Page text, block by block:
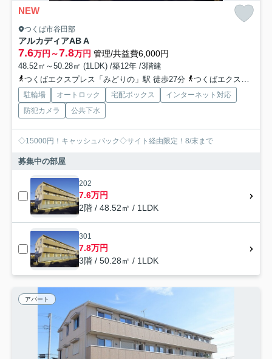
NEW
つくば市谷田部
アルカディアAB A
7.6万円～7.8万円 管理/共益費6,000円
48.52㎡～50.28㎡ (1LDK) /築12年 /3階建
つくばエクスプレス「みどりの」駅 徒歩27分
つくばエクスプレス「万博記念公園」駅 徒歩52分
駐輪場 オートロック 宅配ボックス
インターネット対応
防犯カメラ
公共下水
◇15000円！キャッシュバック◇サイト経由限定！8/末まで
募集中の部屋
202
7.6万円
2階 / 48.52㎡ / 1LDK
301
7.8万円
3階 / 50.28㎡ / 1LDK
アパート